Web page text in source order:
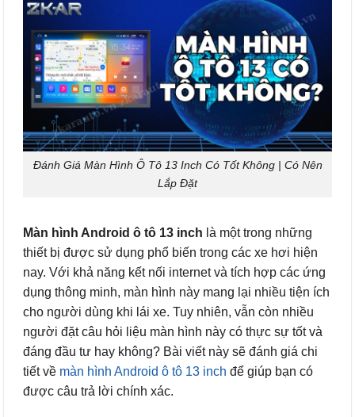
Đánh Giá Màn Hình Ô Tô 13 Inch Có Tốt Không | Có Nên
Lắp Đặt
Màn hình Android ô tô 13 inch là một trong những
thiết bị được sử dụng phổ biến trong các xe hơi hiện
nay. Với khả năng kết nối internet và tích hợp các ứng
dụng thông minh, màn hình này mang lại nhiều tiện ích
cho người dùng khi lái xe. Tuy nhiên, vẫn còn nhiều
người đặt câu hỏi liệu màn hình này có thực sự tốt và
đáng đầu tư hay không? Bài viết này sẽ đánh giá chi
tiết về màn hình Android ô tô 13 inch để giúp bạn có
được câu trả lời chính xác.